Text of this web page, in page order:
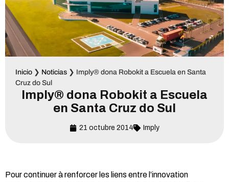
Inicio ❯ Noticias ❯ Imply® dona Robokit a Escuela en Santa
Cruz do Sul
Imply® dona Robokit a Escuela
en Santa Cruz do Sul
21 octubre 2014 Imply
Pour continuer à renforcer les liens entre l’innovation